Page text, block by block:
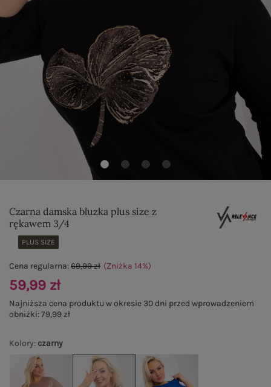
Czarna damska bluzka plus size z
rękawem 3/4
PLUS SIZE
Kolory: czarny
Cena regularna:69,99 zł (Zniżka 14%)
59,99 zł
Najniższa cena produktu w okresie 30 dni przed wprowadzeniem
obniżki:79,99 zł